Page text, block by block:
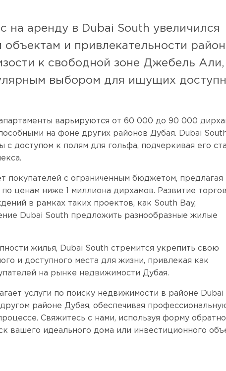
на аренду в Dubai South увеличился
и привлекательности
к свободной зоне Джебель Али,
выбором для ищущих
варьируются от 60 000 до 90 000
на фоне других районов Дубая. Dubai
с доступом к полям для гольфа, подчеркивая его
покупателей с ограниченным бюджетом, предлагая
ценам ниже 1 миллиона дирхамов. Развитие
в рамках таких проектов, как South Bay,
Dubai South предложить разнообразные жилые
жилья, Dubai South стремится укрепить свою
и доступного места для жизни, привлекая как
на рынке недвижимости Дубая.
услуги по поиску недвижимости в районе Dubai
районе Дубая, обеспечивая
Свяжитесь с нами, используя форму
вашего идеального дома или инвестиционного